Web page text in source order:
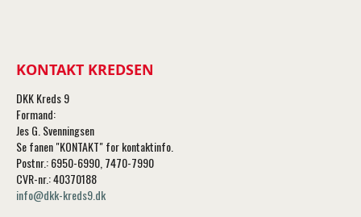
KONTAKT KREDSEN
DKK Kreds 9
Formand:
Jes G. Svenningsen
Se fanen "KONTAKT" for kontaktinfo.
Postnr.: 6950-6990, 7470-7990
CVR-nr.: 40370188
info@dkk-kreds9.dk